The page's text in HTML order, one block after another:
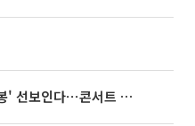
빅뱅, 20주년 기념 '새 뱅봉' 선보인다⋯콘서트 앞두고 팝업 개최